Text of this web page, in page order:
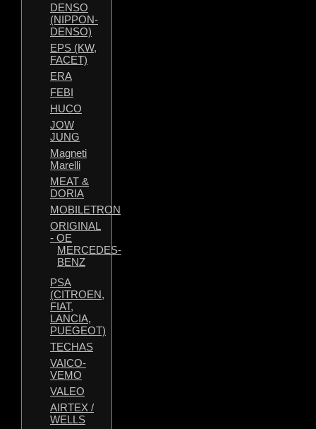
DENSO
(NIPPON-
DENSO)
EPS (KW,
FACET)
ERA
FEBI
HUCO
JOW
JUNG
Magneti
Marelli
MEAT &
DORIA
MOBILETRON
ORIGINAL
- OE
MERCEDES-
BENZ
PSA
(CITROEN,
FIAT,
LANCIA,
PUEGEOT)
TECHAS
VAICO-
VEMO
VALEO
AIRTEX /
WELLS